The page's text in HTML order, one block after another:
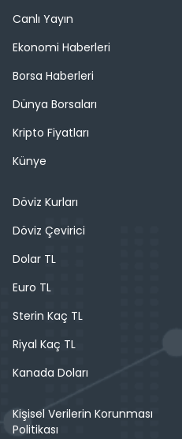
Canlı Yayın
Ekonomi Haberleri
Borsa Haberleri
Dünya Borsaları
Kripto Fiyatları
Künye
Döviz Kurları
Döviz Çevirici
Dolar TL
Euro TL
Sterin Kaç TL
Riyal Kaç TL
Kanada Doları
Kişisel Verilerin Korunması
Politikası